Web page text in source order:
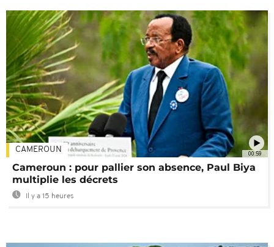
00:59
CAMEROUN
Cameroun : pour pallier son absence, Paul Biya
multiplie les décrets
Il y a 15 heures